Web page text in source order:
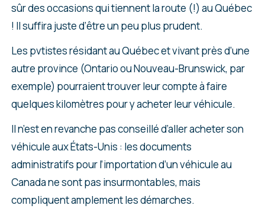
sûr des occasions qui tiennent la route (!) au Québec
! Il suffira juste d’être un peu plus prudent.
Les pvtistes résidant au Québec et vivant près d’une
autre province (Ontario ou Nouveau-Brunswick, par
exemple) pourraient trouver leur compte à faire
quelques kilomètres pour y acheter leur véhicule.
Il n’est en revanche pas conseillé d’aller acheter son
véhicule aux États-Unis : les documents
administratifs pour l’importation d’un véhicule au
Canada ne sont pas insurmontables, mais
compliquent amplement les démarches.